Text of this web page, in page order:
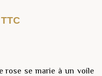
TTC
rose se marie à un voile